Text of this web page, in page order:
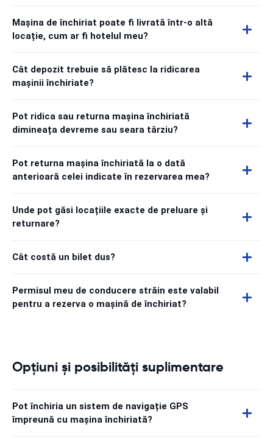
Mașina de închiriat poate fi livrată într-o altă
locație, cum ar fi hotelul meu?
Cât depozit trebuie să plătesc la ridicarea
mașinii închiriate?
Pot ridica sau returna mașina închiriată
dimineața devreme sau seara târziu?
Pot returna mașina închiriată la o dată
anterioară celei indicate în rezervarea mea?
Unde pot găsi locațiile exacte de preluare și
returnare?
Cât costă un bilet dus?
Permisul meu de conducere străin este valabil
pentru a rezerva o mașină de închiriat?
Opțiuni și posibilități suplimentare
Pot închiria un sistem de navigație GPS
împreună cu mașina închiriată?